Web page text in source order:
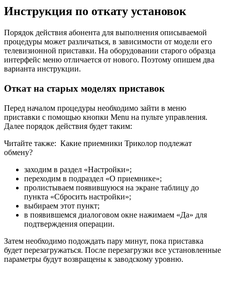
Инструкция по откату установок
Порядок действия абонента для выполнения описываемой
процедуры может различаться, в зависимости от модели его
телевизионной приставки. На оборудовании старого образца
интерфейс меню отличается от нового. Поэтому опишем два
варианта инструкции.
Откат на старых моделях приставок
Перед началом процедуры необходимо зайти в меню
приставки с помощью кнопки Menu на пульте управления.
Далее порядок действия будет таким:
Читайте также: Какие приемники Триколор подлежат
обмену?
заходим в раздел «Настройки»;
переходим в подраздел «О приемнике»;
пролистываем появившуюся на экране таблицу до
пункта «Сбросить настройки»;
выбираем этот пункт;
в появившемся диалоговом окне нажимаем «Да» для
подтверждения операции.
Затем необходимо подождать пару минут, пока приставка
будет перезагружаться. После перезагрузки все установленные
параметры будут возвращены к заводскому уровню.